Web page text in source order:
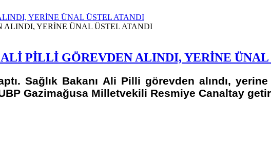
YERİNE ÜNAL ÜSTEL ATANDI
PİLLİ GÖREVDEN ALINDI, YERİNE ÜNAL
Sağlık Bakanı Ali Pilli görevden alındı, yerine
UBP Gazimağusa Milletvekili Resmiye Canaltay